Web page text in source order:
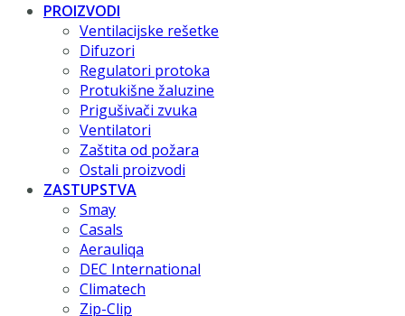
PROIZVODI
Ventilacijske rešetke
Difuzori
Regulatori protoka
Protukišne žaluzine
Prigušivači zvuka
Ventilatori
Zaštita od požara
Ostali proizvodi
ZASTUPSTVA
Smay
Casals
Aerauliqa
DEC International
Climatech
Zip-Clip